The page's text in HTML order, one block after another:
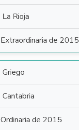
La Rioja
Extraordinaria de 2015
Griego
Cantabria
Ordinaria de 2015